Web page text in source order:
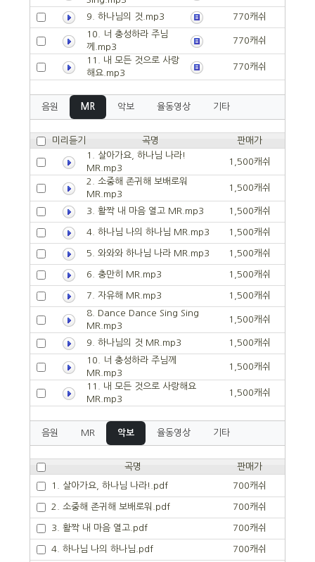
9. 하나님의 것.mp3
770캐쉬
10. 너 충성하라 주님
께.mp3
770캐쉬
11. 내 모든 것으로 사랑
해요.mp3
770캐쉬
음원 MR 악보 율동영상 기타
미리듣기 곡명
판매가
1. 살아가요, 하나님 나라!
MR.mp3
1,500캐쉬
2. 소중해 존귀해 보배로워
MR.mp3
1,500캐쉬
3. 활짝 내 마음 열고 MR.mp3 1,500캐쉬
4. 하나님 나의 하나님 MR.mp3 1,500캐쉬
5. 와와와 하나님 나라 MR.mp3 1,500캐쉬
6. 충만히 MR.mp3 1,500캐쉬
7. 자유해 MR.mp3
1,500캐쉬
8. Dance Dance Sing Sing
MR.mp3
1,500캐쉬
9. 하나님의 것 MR.mp3
1,500캐쉬
10. 너 충성하라 주님께
MR.mp3
1,500캐쉬
11. 내 모든 것으로 사랑해요
MR.mp3
1,500캐쉬
음원 MR 악보 율동영상 기타
곡명 판매가
1. 살아가요, 하나님 나라!.pdf 700캐쉬
2. 소중해 존귀해 보배로워.pdf 700캐쉬
3. 활짝 내 마음 열고.pdf 700캐쉬
4. 하나님 나의 하나님.pdf 700캐쉬